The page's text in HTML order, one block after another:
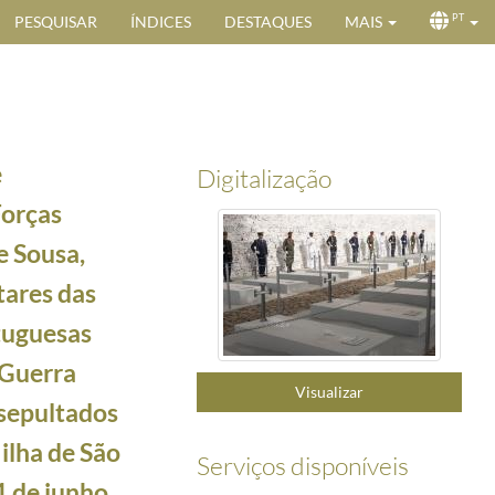
PESQUISAR ÍNDICES DESTAQUES MAIS PT
Nelson Mandela na Cidade da Praia, ilha de Santiago, para as Comemorações do Dia
da Escola Portuguesa de Cabo Verde a que se seguiu um encontro com a
da República de Cabo Verde, Jorge Carlos Fonseca, e Senhora, e pelo
Carlos Fonseca, no Desfile Militar de militares das Forças Armadas Cabo-
de Futebol 2016, encontra-se com jovens atletas das escolas de Futebol da ilha de
em Cabo Verde na Segunda Guerra Mundial, que se encontram sepultados no
Digitalização
Visualizar
Serviços disponíveis
Sousa,
das
de São